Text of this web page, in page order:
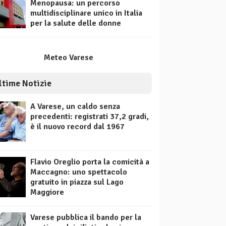
Menopausa: un percorso
multidisciplinare unico in Italia
per la salute delle donne
Meteo Varese
Notizie
A Varese, un caldo senza
precedenti: registrati 37,2 gradi,
è il nuovo record dal 1967
Flavio Oreglio porta la comicità a
Maccagno: uno spettacolo
gratuito in piazza sul Lago
Maggiore
Varese pubblica il bando per la